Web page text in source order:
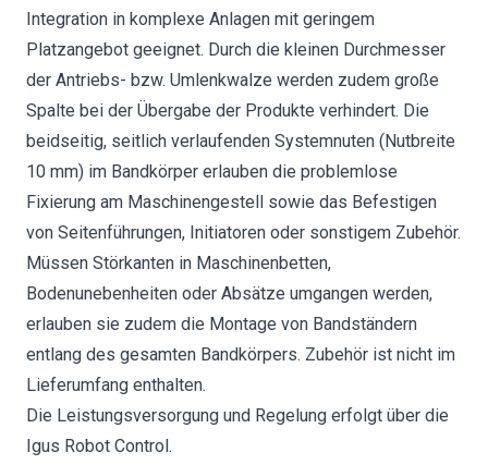
Integration in komplexe Anlagen mit geringem
Platzangebot geeignet. Durch die kleinen Durchmesser
der Antriebs- bzw. Umlenkwalze werden zudem große
Spalte bei der Übergabe der Produkte verhindert. Die
beidseitig, seitlich verlaufenden Systemnuten (Nutbreite
10 mm) im Bandkörper erlauben die problemlose
Fixierung am Maschinengestell sowie das Befestigen
von Seitenführungen, Initiatoren oder sonstigem Zubehör.
Müssen Störkanten in Maschinenbetten,
Bodenunebenheiten oder Absätze umgangen werden,
erlauben sie zudem die Montage von Bandständern
entlang des gesamten Bandkörpers. Zubehör ist nicht im
Lieferumfang enthalten.
Die Leistungsversorgung und Regelung erfolgt über die
Igus Robot Control.